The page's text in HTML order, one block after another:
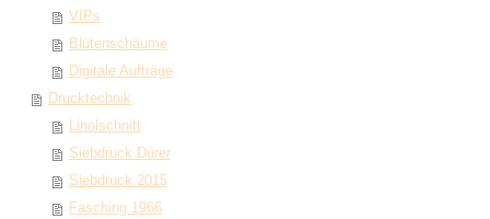
VIPs
Blütenschäume
Digitale Aufträge
Drucktechnik
Linolschnitt
Siebdruck Dürer
Siebdruck 2015
Fasching 1966